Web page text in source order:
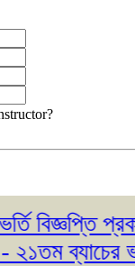
বিজ্ঞপ্তি
ব্যাচের